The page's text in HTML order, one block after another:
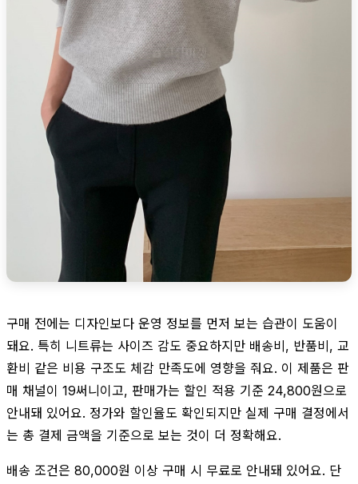
구매 전에는 디자인보다 운영 정보를 먼저 보는 습관이 도움이
돼요. 특히 니트류는 사이즈 감도 중요하지만 배송비, 반품비, 교
환비 같은 비용 구조도 체감 만족도에 영향을 줘요. 이 제품은 판
매 채널이 19써니이고, 판매가는 할인 적용 기준 24,800원으로
안내돼 있어요. 정가와 할인율도 확인되지만 실제 구매 결정에서
는 총 결제 금액을 기준으로 보는 것이 더 정확해요.
배송 조건은 80,000원 이상 구매 시 무료로 안내돼 있어요. 단